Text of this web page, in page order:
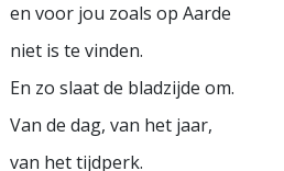
en voor jou zoals op Aarde
niet is te vinden.
En zo slaat de bladzijde om.
Van de dag, van het jaar,
van het tijdperk.